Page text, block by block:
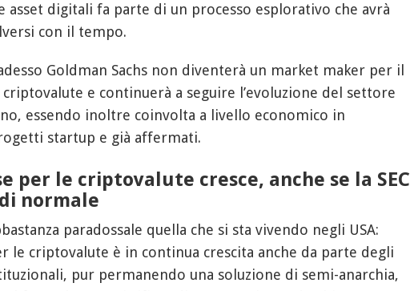
asset digitali fa parte di un processo esplorativo che avrà
con il tempo.
Goldman Sachs non diventerà un market maker per il
e continuerà a seguire l’evoluzione del settore
essendo inoltre coinvolta a livello economico in
startup e già affermati.
per le criptovalute cresce, anche se la SEC
normale
paradossale quella che si sta vivendo negli USA:
le criptovalute è in continua crescita anche da parte degli
pur permanendo una soluzione di semi-anarchia,